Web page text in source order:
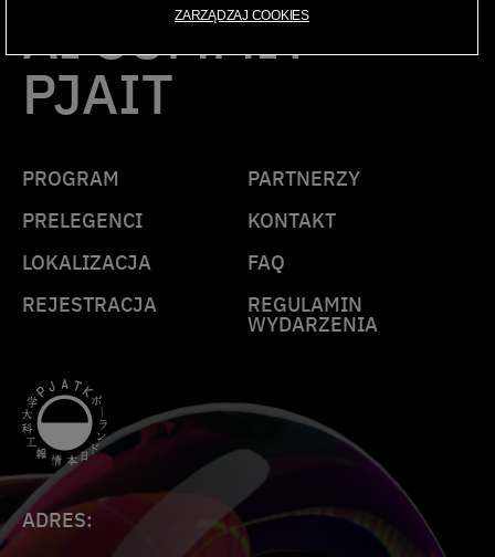
AI SUMMIT
PJAIT
ADRES:
PROGRAM
PRELEGENCI
LOKALIZACJA
REJESTRACJA
PARTNERZY
KONTAKT
FAQ
REGULAMIN
WYDARZENIA
ZARZĄDZAJ COOKIES